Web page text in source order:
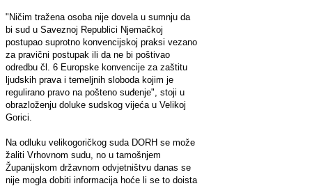
"Ničim tražena osoba nije dovela u sumnju da
bi sud u Saveznoj Republici Njemačkoj
postupao suprotno konvencijskoj praksi vezano
za pravični postupak ili da ne bi poštivao
odredbu čl. 6 Europske konvencije za zaštitu
ljudskih prava i temeljnih sloboda kojim je
regulirano pravo na pošteno suđenje", stoji u
obrazloženju doluke sudskog vijeća u Velikoj
Gorici.
Na odluku velikogoričkog suda DORH se može
žaliti Vrhovnom sudu, no u tamošnjem
Županijskom državnom odvjetništvu danas se
nije mogla dobiti informacija hoće li se to doista